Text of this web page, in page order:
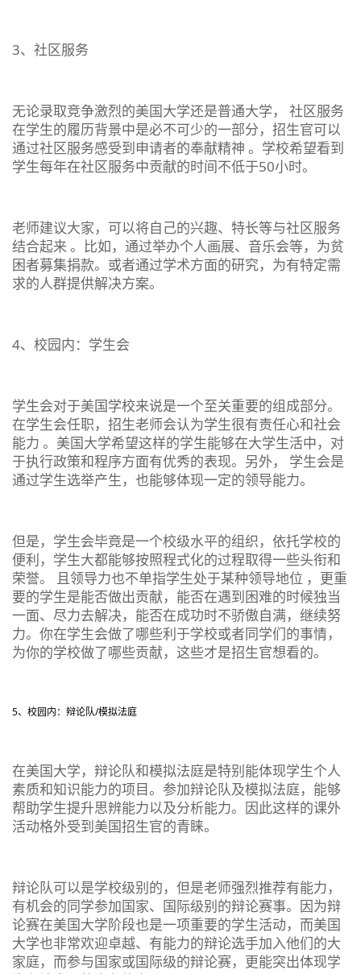
3、社区服务
无论录取竞争激烈的美国大学还是普通大学， 社区服务
在学生的履历背景中是必不可少的一部分， 招生官可以
通过社区服务感受到申请者的奉献精神 。学校希望看到
学生每年在社区服务中贡献的时间不低于50小时。
老师建议大家，可以将自己的兴趣、特长等与社区服务
结合起来 。比如，通过举办个人画展、音乐会等，为贫
困者募集捐款。或者通过学术方面的研究，为有特定需
求的人群提供解决方案。
4、校园内：学生会
学生会对于美国学校来说是一个至关重要的组成部分。
在学生会任职，招生老师会认为学生很有责任心和社会
能力 。美国大学希望这样的学生能够在大学生活中，对
于执行政策和程序方面有优秀的表现。另外，
学生会是
通过学生选举产生，也能够体现一定的领导能力。
但是，学生会毕竟是一个校级水平的组织，依托学校的
便利，学生大都能够按照程式化的过程取得一些头衔和
荣誉。 且领导力也不单指学生处于某种领导地位 ，更重
要的学生是能否做出贡献，能否在遇到困难的时候独当
一面、尽力去解决，能否在成功时不骄傲自满，继续努
力。 你在学生会做了哪些利于学校或者同学们的事情，
为你的学校做了哪些贡献，这些才是招生官想看的。
5、校园内：辩论队/模拟法庭
在美国大学， 辩论队和模拟法庭是特别能体现学生个人
素质和知识能力的项目。参加辩论队及模拟法庭，能够
帮助学生提升思辨能力以及分析能力。因此这样的课外
活动格外受到美国招生官的青睐。
辩论队可以是学校级别的，但是老师强烈推荐有能力，
有机会的同学参加国家、国际级别的辩论赛事。因为辩
论赛在美国大学阶段也是一项重要的学生活动，而美国
大学也非常欢迎卓越、有能力的辩论选手加入他们的大
家庭，而参与国家或国际级的辩论赛，更能突出体现学